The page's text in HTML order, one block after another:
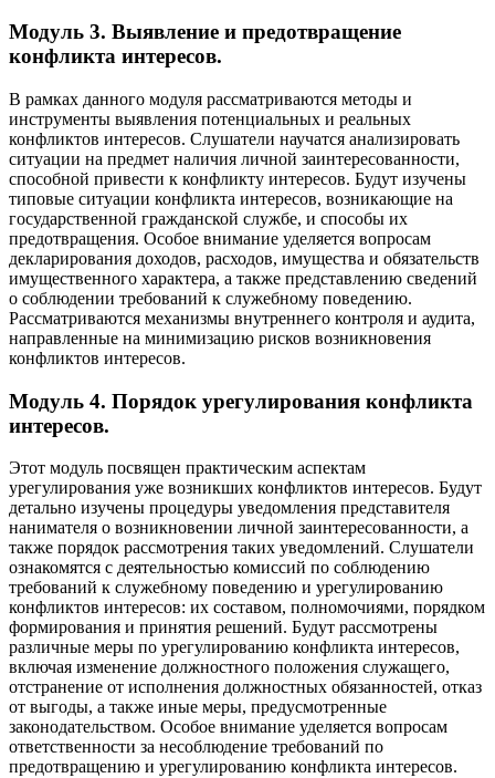
Модуль 3. Выявление и предотвращение
конфликта интересов.
В рамках данного модуля рассматриваются методы и
инструменты выявления потенциальных и реальных
конфликтов интересов. Слушатели научатся анализировать
ситуации на предмет наличия личной заинтересованности,
способной привести к конфликту интересов. Будут изучены
типовые ситуации конфликта интересов, возникающие на
государственной гражданской службе, и способы их
предотвращения. Особое внимание уделяется вопросам
декларирования доходов, расходов, имущества и обязательств
имущественного характера, а также представлению сведений
о соблюдении требований к служебному поведению.
Рассматриваются механизмы внутреннего контроля и аудита,
направленные на минимизацию рисков возникновения
конфликтов интересов.
Модуль 4. Порядок урегулирования конфликта
интересов.
Этот модуль посвящен практическим аспектам
урегулирования уже возникших конфликтов интересов. Будут
детально изучены процедуры уведомления представителя
нанимателя о возникновении личной заинтересованности, а
также порядок рассмотрения таких уведомлений. Слушатели
ознакомятся с деятельностью комиссий по соблюдению
требований к служебному поведению и урегулированию
конфликтов интересов: их составом, полномочиями, порядком
формирования и принятия решений. Будут рассмотрены
различные меры по урегулированию конфликта интересов,
включая изменение должностного положения служащего,
отстранение от исполнения должностных обязанностей, отказ
от выгоды, а также иные меры, предусмотренные
законодательством. Особое внимание уделяется вопросам
ответственности за несоблюдение требований по
предотвращению и урегулированию конфликта интересов.